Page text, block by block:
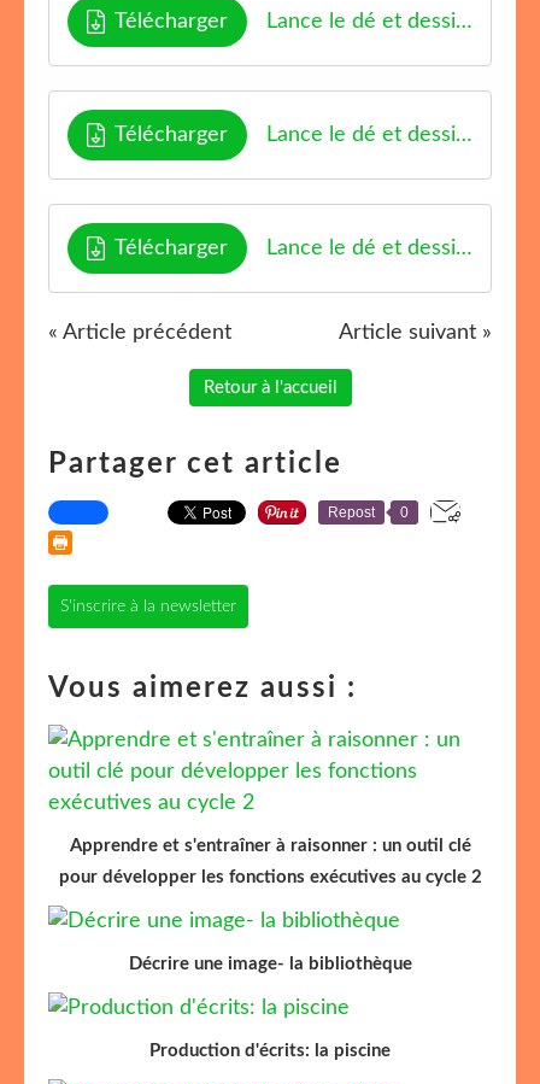
Télécharger Lance le dé et dessine Mer Enjoyclassroom
Télécharger Lance le dé et dessine un sorcier Enjoyclassroom
Télécharger Lance le dé et dessine Manga Enjoyclassroom
« Article précédent Article suivant »
Retour à l'accueil
Partager cet article
Repost 0
S'inscrire à la newsletter
Vous aimerez aussi :
Apprendre et s'entraîner à raisonner : un outil clé
pour développer les fonctions exécutives au cycle 2
Décrire une image- la bibliothèque
Production d'écrits: la piscine